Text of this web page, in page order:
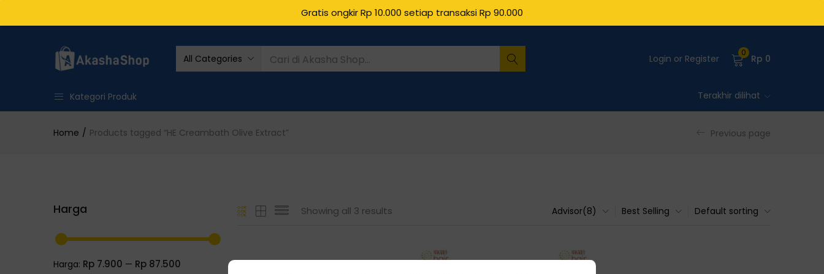
All Categories Login or Register
0
Rp 0
Kategori Produk Terakhir dilihat
Home Products tagged “HE Creambath Olive Extract” Previous page
Showing all 3 results Default sorting
Best Selling
Advisor(8)
Harga
Harga: Rp 7.900 — Rp 87.500
Gratis ongkir Rp 10.000 setiap transaksi Rp 90.000